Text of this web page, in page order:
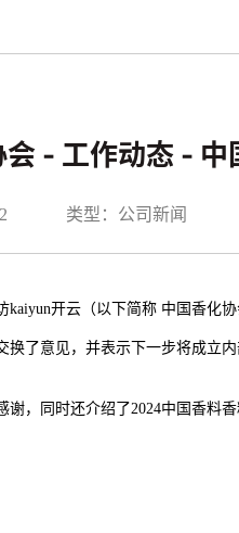
- 工作动态 -
类型：公司新闻
开云（以下简称 中国香化
了意见，并表示下一步将成立
，同时还介绍了2024中国香料